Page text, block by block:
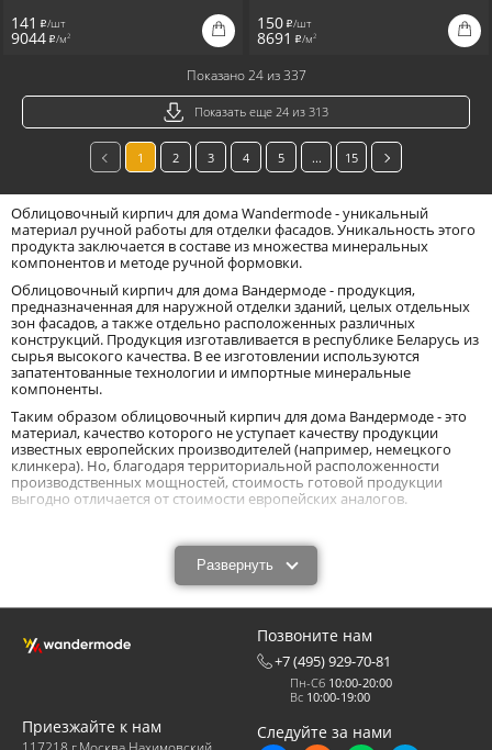
141 i/шт
9044 i/м2
150 i/шт
8691 i/м2
Показано 24 из 337
Показать еще 24 из 313
1 2 3 4 5 ... 15
Облицовочный кирпич для дома Wandermode - уникальный
материал ручной работы для отделки фасадов. Уникальность этого
продукта заключается в составе из множества минеральных
компонентов и методе ручной формовки.
Облицовочный кирпич для дома Вандермоде - продукция,
предназначенная для наружной отделки зданий, целых отдельных
зон фасадов, а также отдельно расположенных различных
конструкций. Продукция изготавливается в республике Беларусь из
сырья высокого качества. В ее изготовлении используются
запатентованные технологии и импортные минеральные
компоненты.
Таким образом облицовочный кирпич для дома Вандермоде - это
материал, качество которого не уступает качеству продукции
известных европейских производителей (например, немецкого
клинкера). Но, благодаря территориальной расположенности
производственных мощностей, стоимость готовой продукции
выгодно отличается от стоимости европейских аналогов.
особенности производства.
Такой материал, как облицовочный кирпич для дома,
производственный процесс состоит из нескольких этапов.
Сначала из сухих компонентов, цементных составляющих, и
прочих необходимых ингредиентов изготавливается сухая смесь.
Далее подготовленную сухую смесь затворяют раствором с
для раствора используется очищенная вода. Так получают
пастообразную массу. В некоторых случаях вместо воды
Развернуть
Позвоните нам
+7 (495) 929-70-81
Пн-Сб 10:00-20:00
Вс 10:00-19:00
Приезжайте к нам Следуйте за нами